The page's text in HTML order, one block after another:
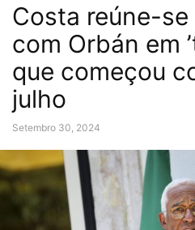
Costa reúne-
com Orbán em
que começou
julho
Setembro 30, 2024